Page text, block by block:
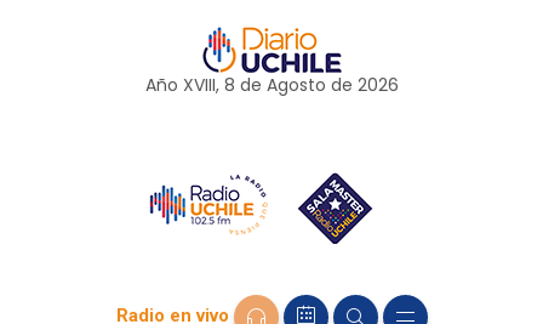
Año XVIII, 8 de Agosto de 2026
Radio en vivo